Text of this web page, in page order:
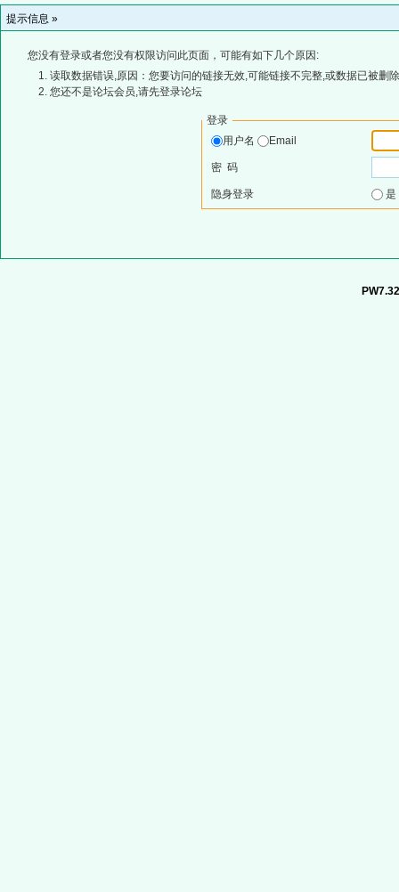
提示信息 »
您没有登录或者您没有权限访问此页面，可能有如下几个原因:
读取数据错误,原因：您要访问的链接无效,可能链接不完整,或数据已被删
您还不是论坛会员,请先登录论坛
登录
用户名
Email
密 码
隐身登录